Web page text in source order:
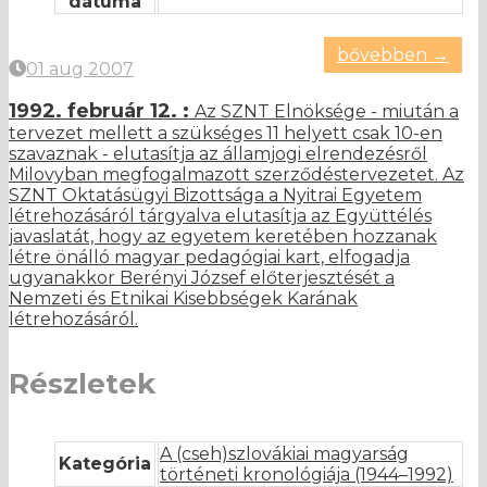
bővebben →
01 aug 2007
1992. február 12. : Az SZNT Elnöksége - miután a
tervezet mellett a szükséges 11 helyett csak 10-en
szavaznak - elutasítja az államjogi elrendezésről
Milovyban megfogalmazott szerződéstervezetet. Az
SZNT Oktatásügyi Bizottsága a Nyitrai Egyetem
létrehozásáról tárgyalva elutasítja az Együttélés
javaslatát, hogy az egyetem keretében hozzanak
létre önálló magyar pedagógiai kart, elfogadja
ugyanakkor Berényi József előterjesztését a
Nemzeti és Etnikai Kisebbségek Karának
létrehozásáról.
Részletek
Kategória A (cseh)szlovákiai magyarság
történeti kronológiája (1944–1992)